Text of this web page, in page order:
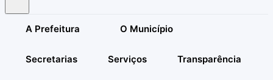
A Prefeitura O Município
Secretarias Serviços Transparência